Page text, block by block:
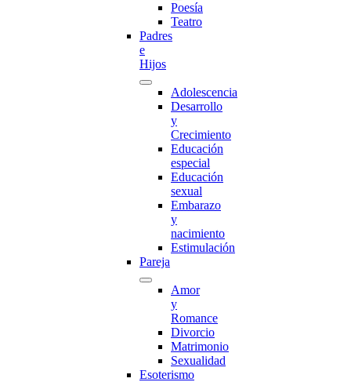
Poesía
Teatro
Padres
e
Hijos
Adolescencia
Desarrollo
y
Crecimiento
Educación
especial
Educación
sexual
Embarazo
y
nacimiento
Estimulación
Pareja
Amor
y
Romance
Divorcio
Matrimonio
Sexualidad
Esoterismo